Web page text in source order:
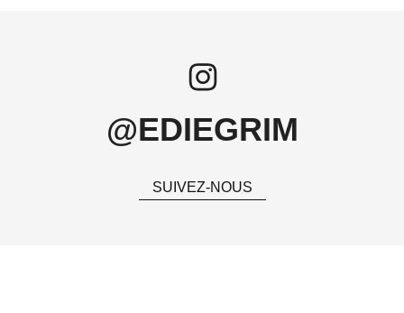
@EDIEGRIM
SUIVEZ-NOUS